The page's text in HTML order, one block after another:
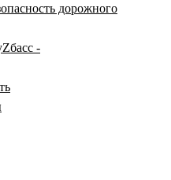
дорожного
-